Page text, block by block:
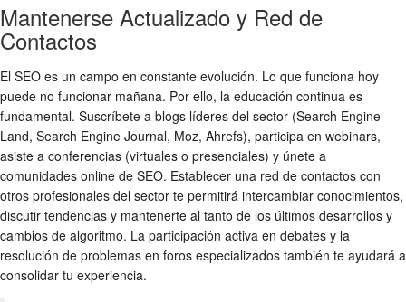
Mantenerse Actualizado y Red de
Contactos
El SEO es un campo en constante evolución. Lo que funciona hoy
puede no funcionar mañana. Por ello, la educación continua es
fundamental. Suscríbete a blogs líderes del sector (Search Engine
Land, Search Engine Journal, Moz, Ahrefs), participa en webinars,
asiste a conferencias (virtuales o presenciales) y únete a
comunidades online de SEO. Establecer una red de contactos con
otros profesionales del sector te permitirá intercambiar conocimientos,
discutir tendencias y mantenerte al tanto de los últimos desarrollos y
cambios de algoritmo. La participación activa en debates y la
resolución de problemas en foros especializados también te ayudará a
consolidar tu experiencia.